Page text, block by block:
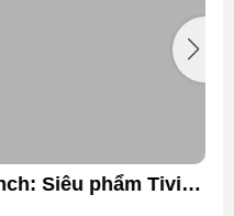
Siêu phẩm Tivi